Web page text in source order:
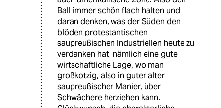
Ball immer schön flach halten und
daran denken, was der Süden den
blöden protestantischen
saupreußischen Industriellen heute zu
verdanken hat, nämlich eine gute
wirtschaftliche Lage, wo man
großkotzig, also in guter alter
saupreußischer Manier, über
Schwächere herziehen kann.